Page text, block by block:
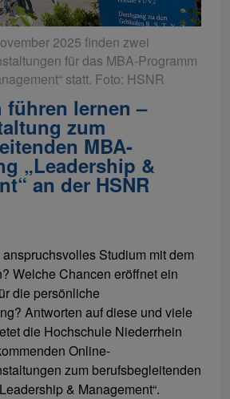
2025 finden zwei
für das MBA-Programm
statt. Foto: HSNR
führen lernen –
zum
MBA-
„Leadership &
an der HSNR
Studium mit dem
Welche Chancen eröffnet ein
die persönliche
Antworten auf diese und viele
die Hochschule Niederrhein
Online-
zum berufsbegleitenden
& Management“.